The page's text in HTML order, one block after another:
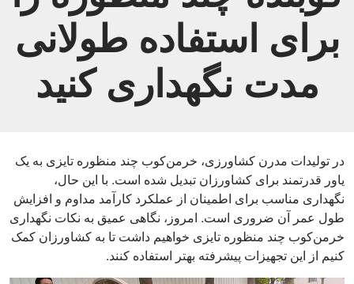
برای استفاده طولانی
مدت نگهداری کنید
در تولیدات مدرن کشاورزی، خرمن‌کوب چند منظوره تایزی به یک
یاور قدرتمند برای کشاورزان تبدیل شده است. با این حال،
نگهداری مناسب برای اطمینان از عملکرد کارآمد مداوم و افزایش
طول عمر آن ضروری است. امروز، نگاهی عمیق به نکات نگهداری
خرمن‌کوب چند منظوره تایزی خواهیم داشت تا به کشاورزان کمک
کنیم از این تجهیزات پیشرفته بهتر استفاده کنند.